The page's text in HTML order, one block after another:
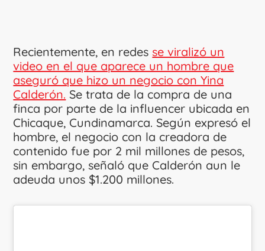
Recientemente, en redesse viralizó un
video en el que aparece un hombre que
aseguró que hizo un negocio con Yina
Calderón. Se trata de la compra de una
finca por parte de la influencer ubicada en
Chicaque, Cundinamarca. Según expresó el
hombre, el negocio con la creadora de
contenido fue por 2 mil millones de pesos,
sin embargo, señaló que Calderón aun le
adeuda unos $1.200 millones.